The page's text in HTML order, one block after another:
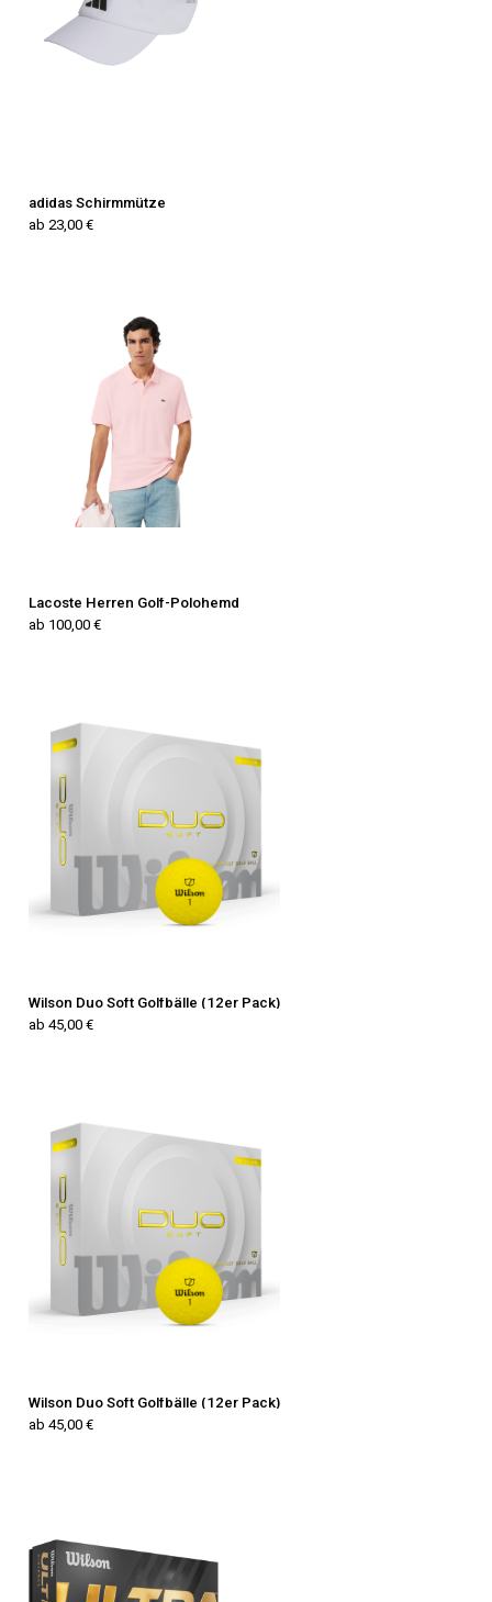
adidas Schirmmütze
ab 23,00 €
Lacoste Herren Golf-Polohemd
ab 100,00 €
Wilson Duo Soft Golfbälle (12er Pack)
ab 45,00 €
Wilson Duo Soft Golfbälle (12er Pack)
ab 45,00 €